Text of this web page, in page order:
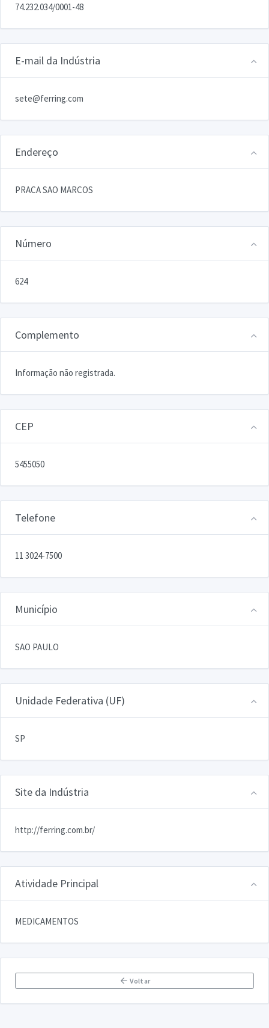
74.232.034/0001-48
E-mail da Indústria
sete@ferring.com
Endereço
PRACA SAO MARCOS
Número
624
Complemento
Informação não registrada.
CEP
5455050
Telefone
11 3024-7500
Município
SAO PAULO
Unidade Federativa (UF)
SP
Site da Indústria
http://ferring.com.br/
Atividade Principal
MEDICAMENTOS
Voltar